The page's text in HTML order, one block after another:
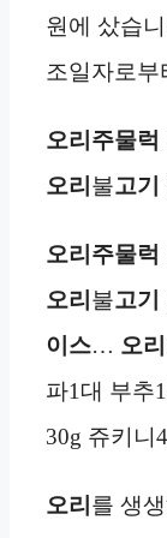
원에 샀습
조일자로
오리주물럭
오리 불고기
오리주물럭
오리 불고기
이스… 오리
파1대 부추
30g 쥬키니
오리 를 생